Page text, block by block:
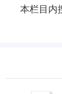
本栏目内